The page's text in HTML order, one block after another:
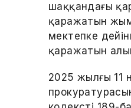
шаққандағы
қаражатын
мектепке
қаражатын
2025 жылғы 11